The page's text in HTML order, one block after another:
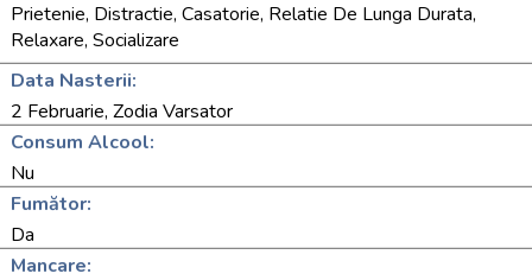
Prietenie, Distractie, Casatorie, Relatie De Lunga Durata,
Relaxare, Socializare
Data Nasterii:
2 Februarie, Zodia Varsator
Consum Alcool:
Nu
Fumător:
Da
Mancare: